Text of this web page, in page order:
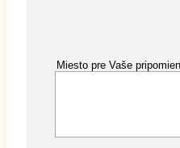
Miesto pre Vaše